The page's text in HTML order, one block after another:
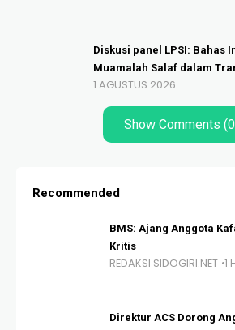
Diskusi panel LPSI: Bahas
Muamalah Salaf dalam
1 AGUSTUS 2026
Show Comments
Recommended
BMS: Ajang Anggota
Kritis
REDAKSI SIDOGIRI.NET 1
Direktur ACS Dorong